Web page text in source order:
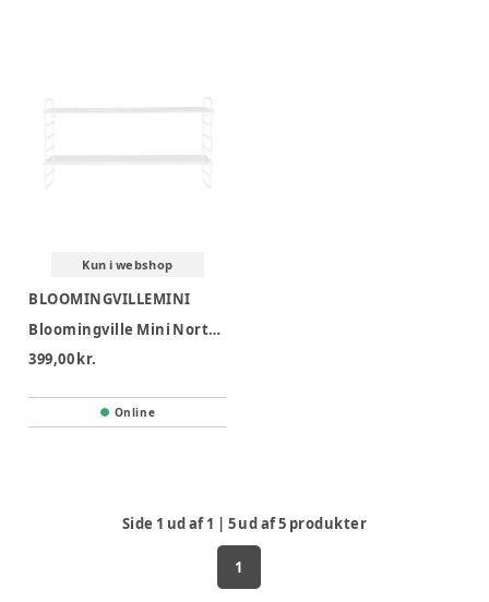
Kun i webshop
BLOOMINGVILLEMINI
Bloomingville Mini North Hylde - Hvid
399,00 kr.
Online
Side 1 ud af1 | 5ud af5 produkter
1